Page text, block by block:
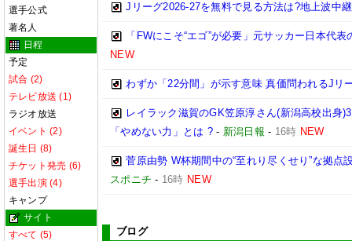
選手公式
著名人
日程
予定
試合 (2)
テレビ放送 (1)
ラジオ放送
イベント (2)
誕生日 (8)
チケット発売 (6)
選手出演 (4)
キャンプ
サイト
すべて (5)
Jリーグ2026-27を無料で見る方法は?地上波中
「FWにこそ“エゴ”が必要」元サッカー日本代
NEW
わずか「22分間」が示す意味 真価問われるJリ
レイラック滋賀のGK笠原淳さん(新潟高校出身
「やめない力」とは ?- 新潟日報 - 16時 NEW
菅原由勢 W杯期間中の“至れり尽くせり”な拠
スポニチ - 16時 NEW
ブログ